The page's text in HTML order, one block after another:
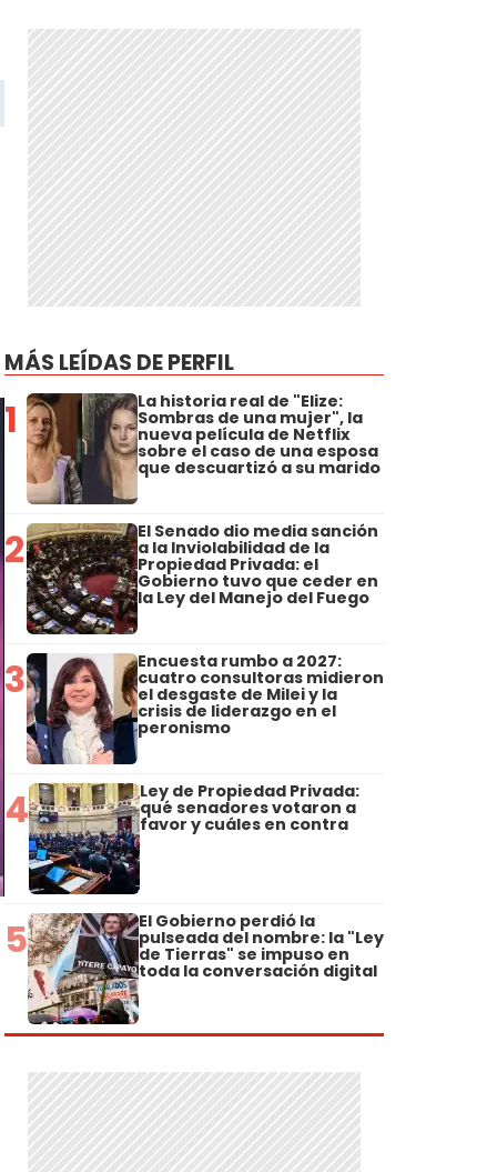
MÁS LEÍDAS DE PERFIL
1 La historia real de "Elize:
Sombras de una mujer", la
nueva película de Netflix
sobre el caso de una esposa
que descuartizó a su marido
2 El Senado dio media sanción
a la Inviolabilidad de la
Propiedad Privada: el
Gobierno tuvo que ceder en
la Ley del Manejo del Fuego
3 Encuesta rumbo a 2027:
cuatro consultoras midieron
el desgaste de Milei y la
crisis de liderazgo en el
peronismo
4 Ley de Propiedad Privada:
qué senadores votaron a
favor y cuáles en contra
5 El Gobierno perdió la
pulseada del nombre: la "Ley
de Tierras" se impuso en
toda la conversación digital